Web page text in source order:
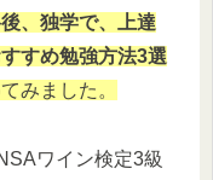
、独学で、上達
すめ勉強方法3選
みました。
ワイン検定3級